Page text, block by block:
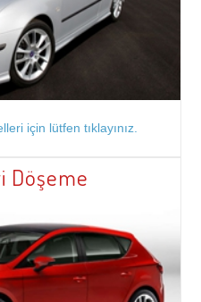
için lütfen tıklayınız.
Döşeme